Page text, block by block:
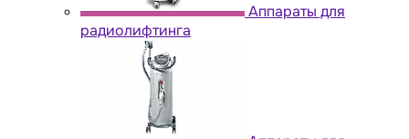
Аппараты для
радиолифтинга